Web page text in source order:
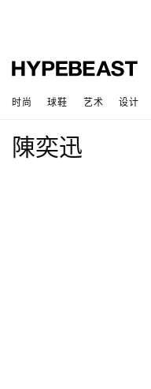
时尚 球鞋 艺术 设计
陳奕迅